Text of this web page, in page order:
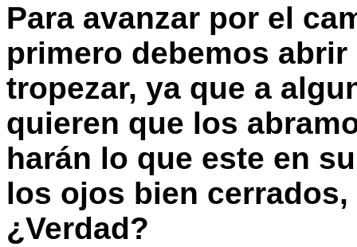
Para avanzar por el
primero debemos
tropezar, ya que a
quieren que los
harán lo que este en
los ojos bien
¿Verdad?